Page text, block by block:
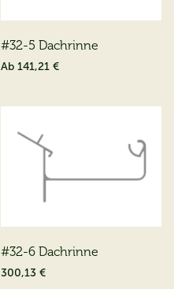
#32-5 Dachrinne
Ab 141,21 €
#32-6 Dachrinne
300,13 €